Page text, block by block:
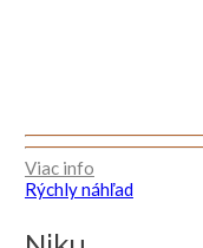
Viac info
Rýchly náhľad